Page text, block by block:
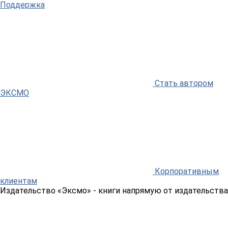
Поддержка
Стать автором
ЭКСМО
Корпоративным
клиентам
Издательство «Эксмо» - книги напрямую от издательства